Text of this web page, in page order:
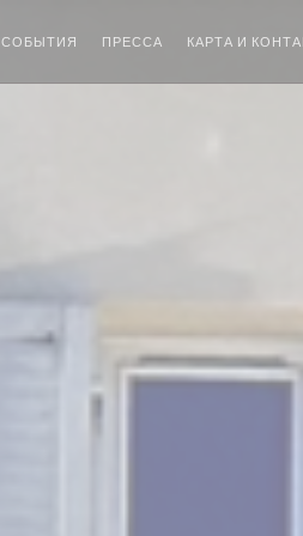
СОБЫТИЯ ПРЕССА КАРТА И